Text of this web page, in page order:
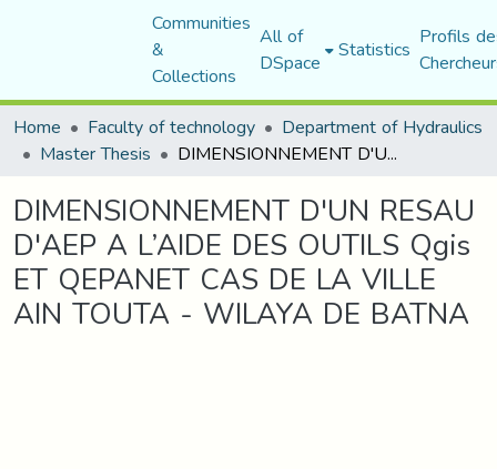
Communities
&
Collections
All of
DSpace Statistics Profils
Home
Faculty of technology Department of Hydraulics
Master Thesis DIMENSIONNEMENT D'UN RESAU D'AEP A L’AIDE DES OUTILS Qgis ET QEPANET CAS DE LA VILLE AIN TOUTA - WILAYA DE BATNA
DIMENSIONNEMENT D'UN RESAU
D'AEP A L’AIDE DES OUTILS Qgis
ET QEPANET CAS DE LA VILLE
AIN TOUTA - WILAYA DE BATNA